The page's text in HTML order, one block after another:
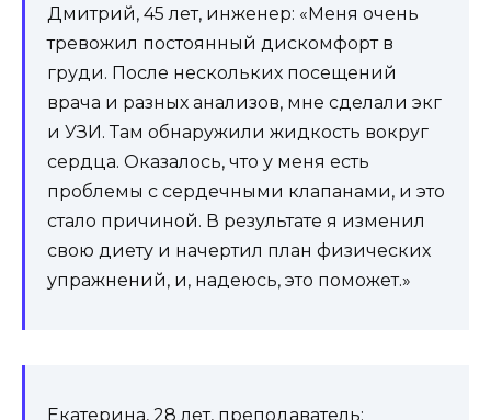
Дмитрий, 45 лет, инженер: «Меня очень
тревожил постоянный дискомфорт в
груди. После нескольких посещений
врача и разных анализов, мне сделали экг
и УЗИ. Там обнаружили жидкость вокруг
сердца. Оказалось, что у меня есть
проблемы с сердечными клапанами, и это
стало причиной. В результате я изменил
свою диету и начертил план физических
упражнений, и, надеюсь, это поможет.»
Екатерина, 28 лет, преподаватель: